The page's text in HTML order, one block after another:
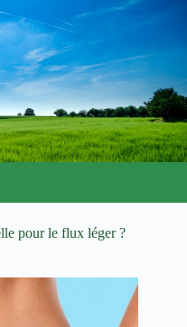
pour le flux léger ?